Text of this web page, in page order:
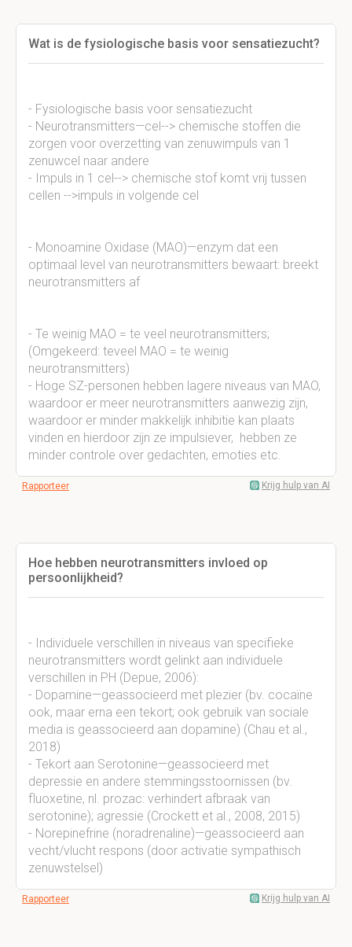
Wat is de fysiologische basis voor sensatiezucht?
- Fysiologische basis voor sensatiezucht
- Neurotransmitters—cel--> chemische stoffen die
zorgen voor overzetting van zenuwimpuls van 1
zenuwcel naar andere
- Impuls in 1 cel--> chemische stof komt vrij tussen
cellen -->impuls in volgende cel
- Monoamine Oxidase (MAO)—enzym dat een
optimaal level van neurotransmitters bewaart: breekt
neurotransmitters af
- Te weinig MAO = te veel neurotransmitters;
(Omgekeerd: teveel MAO = te weinig
neurotransmitters)
- Hoge SZ-personen hebben lagere niveaus van MAO,
waardoor er meer neurotransmitters aanwezig zijn,
waardoor er minder makkelijk inhibitie kan plaats
vinden en hierdoor zijn ze impulsiever, hebben ze
minder controle over gedachten, emoties etc.
Rapporteer Krijg hulp van AI
Hoe hebben neurotransmitters invloed op
persoonlijkheid?
- Individuele verschillen in niveaus van specifieke
neurotransmitters wordt gelinkt aan individuele
verschillen in PH (Depue, 2006):
- Dopamine—geassocieerd met plezier (bv. cocaïne
ook, maar erna een tekort; ook gebruik van sociale
media is geassocieerd aan dopamine) (Chau et al.,
2018)
- Tekort aan Serotonine—geassocieerd met
depressie en andere stemmingsstoornissen (bv.
fluoxetine, nl. prozac: verhindert afbraak van
serotonine); agressie (Crockett et al., 2008, 2015)
- Norepinefrine (noradrenaline)—geassocieerd aan
vecht/vlucht respons (door activatie sympathisch
zenuwstelsel)
Rapporteer Krijg hulp van AI